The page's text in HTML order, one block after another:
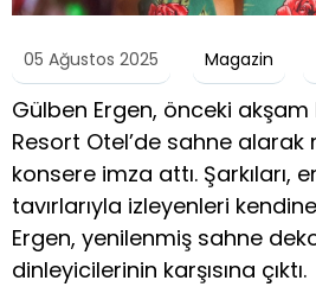
05 Ağustos 2025 Magazin
Gülben Ergen, önceki akşam
Resort Otel’de sahne
konsere imza attı. Şarkıları,
tavırlarıyla izleyenleri
Ergen, yenilenmiş sahne
dinleyicilerinin karşısına çıktı.